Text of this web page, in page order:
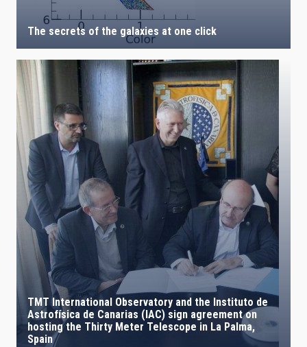
The secrets of the galaxies at one click
TMT International Observatory and the Instituto de
Astrofísica de Canarias (IAC) sign agreement on
hosting the Thirty Meter Telescope in La Palma,
Spain